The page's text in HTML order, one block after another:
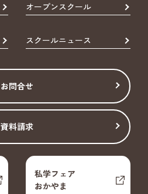
オープンスクール
スクールニュース
お問合せ
資料請求
私学フェア
おかやま